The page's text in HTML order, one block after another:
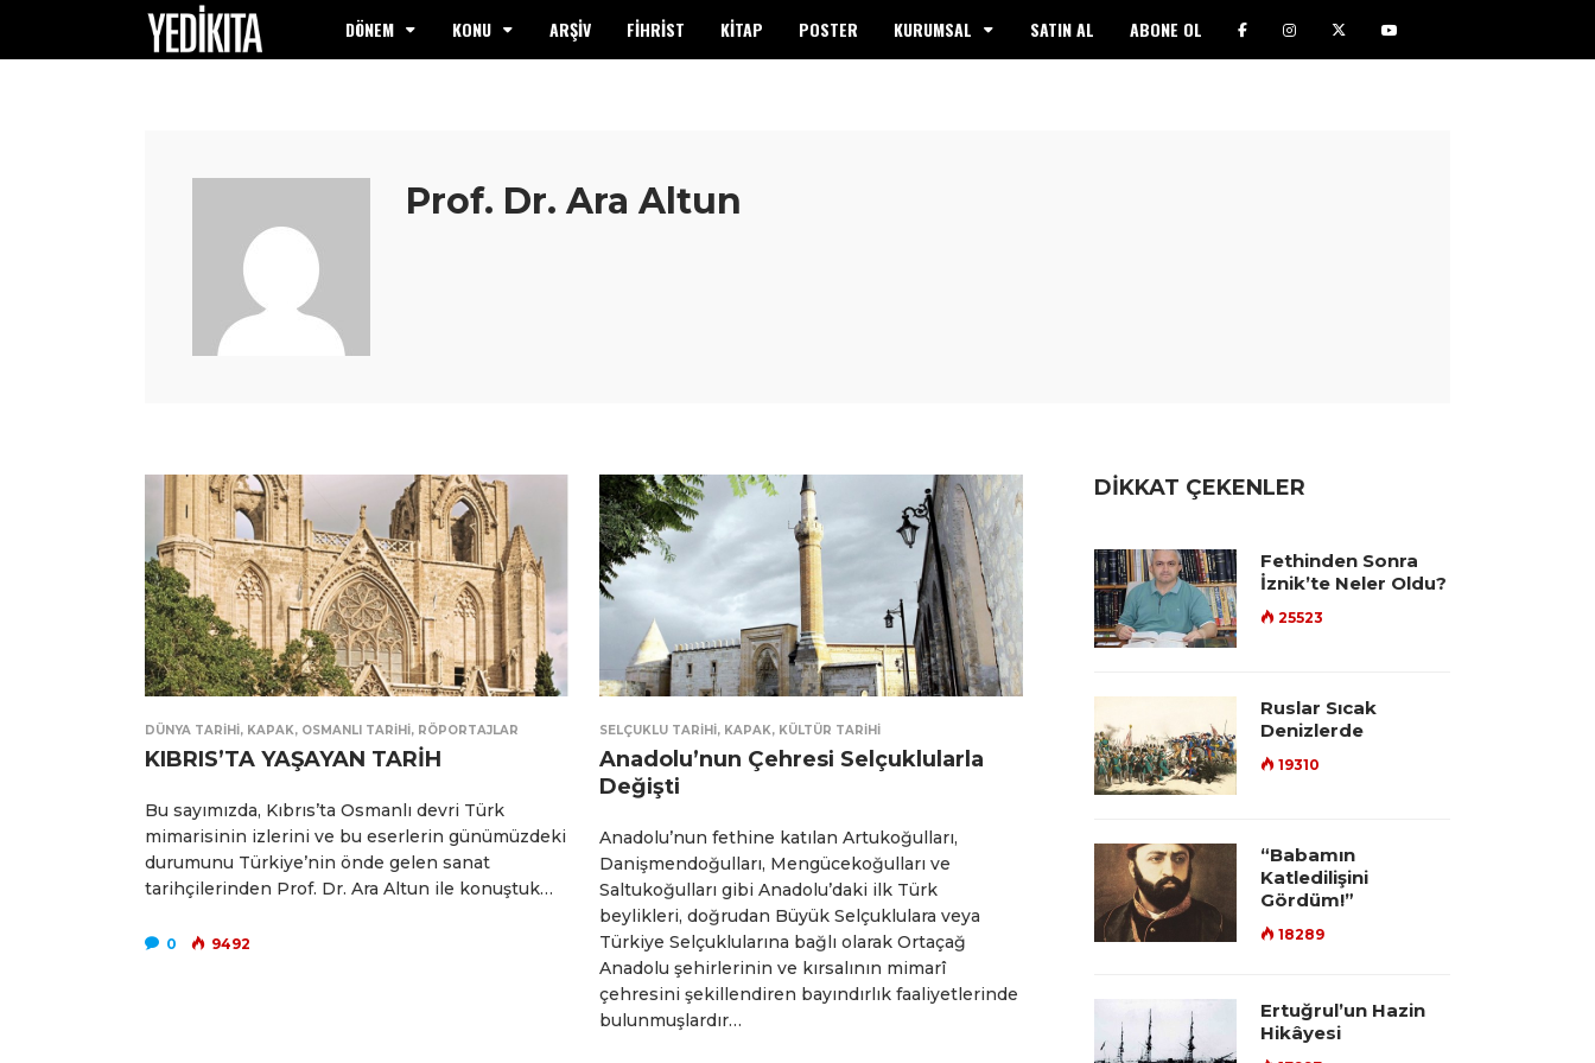
DÖNEM KONU ARŞİV FİHRİST KİTAP POSTER KURUMSAL SATIN AL ABONE OL
Prof. Dr. Ara Altun
DÜNYA TARIHI, KAPAK, OSMANLI TARIHI, RÖPORTAJLAR
KIBRIS’TA YAŞAYAN TARİH
Bu sayımızda, Kıbrıs’ta Osmanlı devri Türk
mimarisinin izlerini ve bu eserlerin günümüzdeki
durumunu Türkiye’nin önde gelen sanat
tarihçilerinden Prof. Dr. Ara Altun ile konuştuk…
0 9492
SELÇUKLU TARIHI, KAPAK, KÜLTÜR TARIHI
Anadolu’nun Çehresi Selçuklularla
Değişti
Anadolu’nun fethine katılan Artukoğulları,
Danişmendoğulları, Mengücekoğulları ve
Saltukoğulları gibi Anadolu’daki ilk Türk
beylikleri, doğrudan Büyük Selçuklulara veya
Türkiye Selçuklularına bağlı olarak Ortaçağ
Anadolu şehirlerinin ve kırsalının mimarî
çehresini şekillendiren bayındırlık faaliyetlerinde
bulunmuşlardır…
DİKKAT ÇEKENLER
Fethinden Sonra
İznik’te Neler Oldu?
25523
Ruslar Sıcak
Denizlerde
19310
“Babamın
Katledilişini
Gördüm!”
18289
Ertuğrul’un Hazin
Hikâyesi